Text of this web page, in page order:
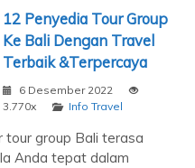
12 Penyedia Tour Group
Ke Bali Dengan Travel
Terbaik &Terpercaya
6 Desember 2022
3.770x
Info Travel
tour group Bali terasa
Anda tepat dalam